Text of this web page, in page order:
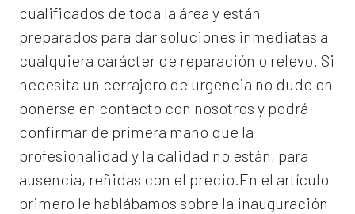
cualificados de toda la área y están
preparados para dar soluciones inmediatas a
cualquiera carácter de reparación o relevo. Si
necesita un cerrajero de urgencia no dude en
ponerse en contacto con nosotros y podrá
confirmar de primera mano que la
profesionalidad y la calidad no están, para
ausencia, reñidas con el precio.En el artículo
primero le hablábamos sobre la inauguración